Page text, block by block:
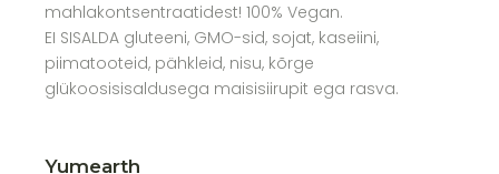
mahlakontsentraatidest! 100% Vegan.
EI SISALDA gluteeni, GMO-sid, sojat, kaseiini,
piimatooteid, pähkleid, nisu, kõrge
glükoosisisaldusega maisisiirupit ega rasva.
Yumearth